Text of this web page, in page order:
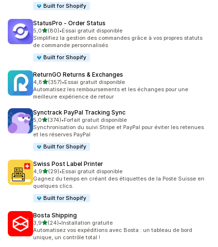
Built for Shopify
StatusPro ‑ Order Status
5,0étoile(s) sur 5
(80)
80 avis au total
•Essai gratuit disponible
Simplifiez la gestion des commandes grâce à vos propres statuts
de commande personnalisés
Built for Shopify
ReturnGO Returns & Exchanges
4,8étoile(s) sur 5
(357)
357 avis au total
•Essai gratuit disponible
Automatisez les remboursements et les échanges pour une
meilleure expérience de retour
Synctrack PayPal Tracking Sync
5,0étoile(s) sur 5
(374)
374 avis au total
•Forfait gratuit disponible
Synchronisation du suivi Stripe et PayPal pour éviter les retenues
et les réserves PayPal
Built for Shopify
Swiss Post Label Printer
4,9étoile(s) sur 5
(29)
29 avis au total
•Essai gratuit disponible
Gagnez du temps en créant des étiquettes de la Poste Suisse en
quelques clics.
Built for Shopify
Bosta Shipping
3,9étoile(s) sur 5
(24)
24 avis au total
•Installation gratuite
Automatisez vos expéditions avec Bosta : un tableau de bord
unique, un contrôle total !